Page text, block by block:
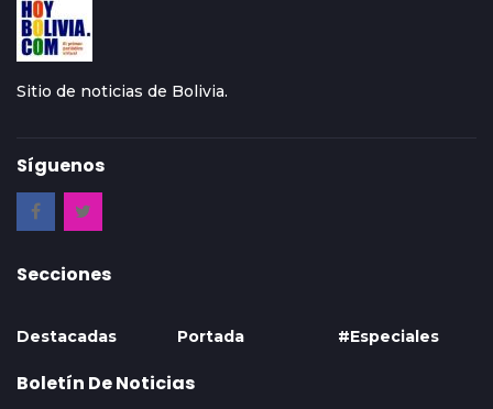
Sitio de noticias de Bolivia.
Síguenos
Secciones
Destacadas Portada #Especiales
Boletín De Noticias